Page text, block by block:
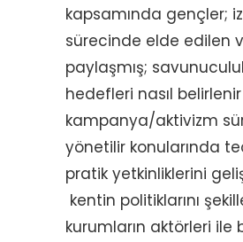
kapsamında gençler;
sürecinde elde edilen
paylaşmış;
hedefleri nasıl
kampanya/aktivizm
yönetilir konularında
pratik yetkinliklerini
kentin politiklarını
kurumların aktörleri ile